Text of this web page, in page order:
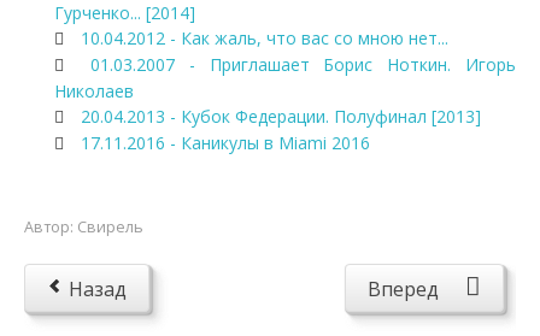
Гурченко... [2014]
10.04.2012 - Как жаль, что вас со мною нет...
01.03.2007 - Приглашает Борис Ноткин. Игорь
Николаев
20.04.2013 - Кубок Федерации. Полуфинал [2013]
17.11.2016 - Каникулы в Miami 2016
Автор: Свирель
Назад Вперед